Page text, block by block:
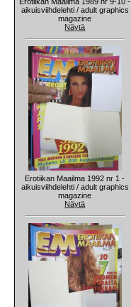
aikuisviihdelehti / adult graphics
magazine
Näytä
Erotiikan Maailma 1992 nr 1 -
aikuisviihdelehti / adult graphics
magazine
Näytä